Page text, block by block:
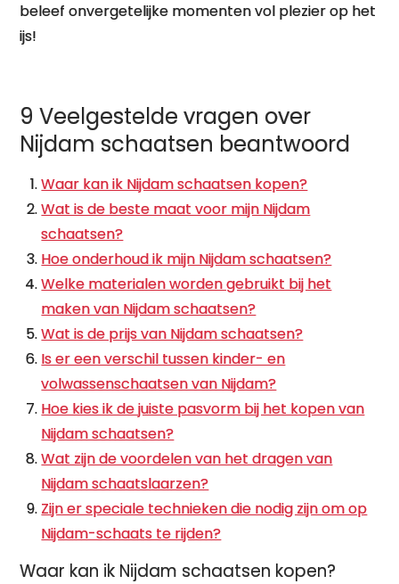
beleef onvergetelijke momenten vol plezier op het
ijs!
9 Veelgestelde vragen over
Nijdam schaatsen beantwoord
Waar kan ik Nijdam schaatsen kopen?
Wat is de beste maat voor mijn Nijdam
schaatsen?
Hoe onderhoud ik mijn Nijdam schaatsen?
Welke materialen worden gebruikt bij het
maken van Nijdam schaatsen?
Wat is de prijs van Nijdam schaatsen?
Is er een verschil tussen kinder- en
volwassenschaatsen van Nijdam?
Hoe kies ik de juiste pasvorm bij het kopen van
Nijdam schaatsen?
Wat zijn de voordelen van het dragen van
Nijdam schaatslaarzen?
Zijn er speciale technieken die nodig zijn om op
Nijdam-schaats te rijden?
Waar kan ik Nijdam schaatsen kopen?